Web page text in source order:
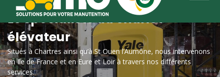
Le spécialiste du chariot
élévateur
Situés à Chartres ainsi qu’à St Ouen l’Aumône, nous intervenons
en Ile de France et en Eure et Loir à travers nos différents
services.